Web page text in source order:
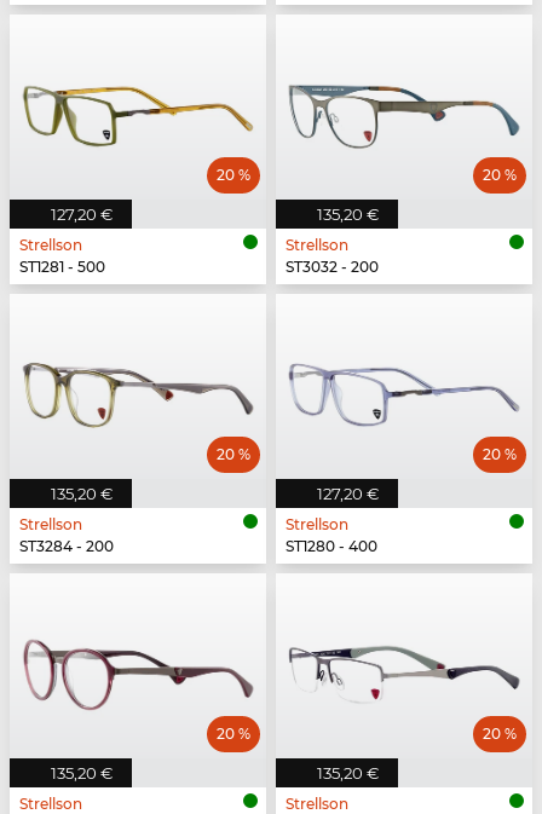
127,20 €
20 %
Strellson
ST1281 - 500
135,20 €
20 %
Strellson
ST3032 - 200
135,20 €
20 %
Strellson
ST3284 - 200
127,20 €
20 %
Strellson
ST1280 - 400
135,20 €
20 %
Strellson
135,20 €
20 %
Strellson